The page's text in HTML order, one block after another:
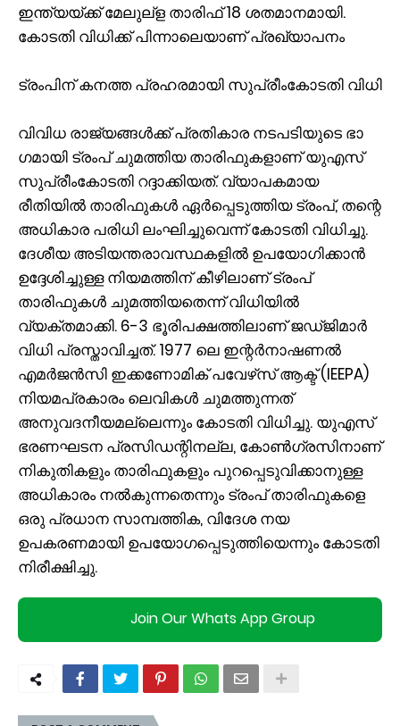
ഇന്ത്യയ്ക്ക് മേലുല്ള താരിഫ് 18 ശതമാനമായി.
കോടതി വിധിക്ക് പിന്നാലെയാണ് പ്രഖ്യാപനം
ട്രംപിന് കനത്ത പ്രഹരമായി സുപ്രീംകോടതി വിധി
വിവിധ രാജ്യങ്ങൾക്ക് പ്രതികാര നടപടിയുടെ ഭാ​
ഗമായി ട്രംപ് ചുമത്തിയ താരിഫുകളാണ് യുഎസ്
സുപ്രീംകോടതി റദ്ദാക്കിയത്. വ്യാപകമായ
രീതിയിൽ താരിഫുകൾ ഏർപ്പെടുത്തിയ ട്രംപ്, തന്റെ
അധികാര പരിധി ലംഘിച്ചുവെന്ന് കോടതി വിധിച്ചു.
ദേശീയ അടിയന്തരാവസ്ഥകളിൽ ഉപയോഗിക്കാൻ
ഉദ്ദേശിച്ചുള്ള നിയമത്തിന് കീഴിലാണ് ട്രംപ്
താരിഫുകൾ ചുമത്തിയതെന്ന് വിധിയിൽ
വ്യക്തമാക്കി. 6-3 ഭൂരിപക്ഷത്തിലാണ് ജഡ്ജിമാർ
വിധി പ്രസ്താവിച്ചത്. 1977 ലെ ഇന്റർനാഷണൽ
എമർജൻസി ഇക്കണോമിക് പവേഴ്‌സ് ആക്ട് (IEEPA)
നിയമപ്രകാരം ലെവികൾ ചുമത്തുന്നത്
അനുവദനീയമല്ലെന്നും കോടതി വിധിച്ചു. യുഎസ്
ഭരണഘടന പ്രസിഡന്റിനല്ല, കോൺഗ്രസിനാണ്
നികുതികളും താരിഫുകളും പുറപ്പെടുവിക്കാനുള്ള
അധികാരം നൽകുന്നതെന്നും ട്രംപ് താരിഫുകളെ
ഒരു പ്രധാന സാമ്പത്തിക, വിദേശ നയ
ഉപകരണമായി ഉപയോഗപ്പെടുത്തിയെന്നും കോടതി
നിരീക്ഷിച്ചു.
Join Our Whats App Group